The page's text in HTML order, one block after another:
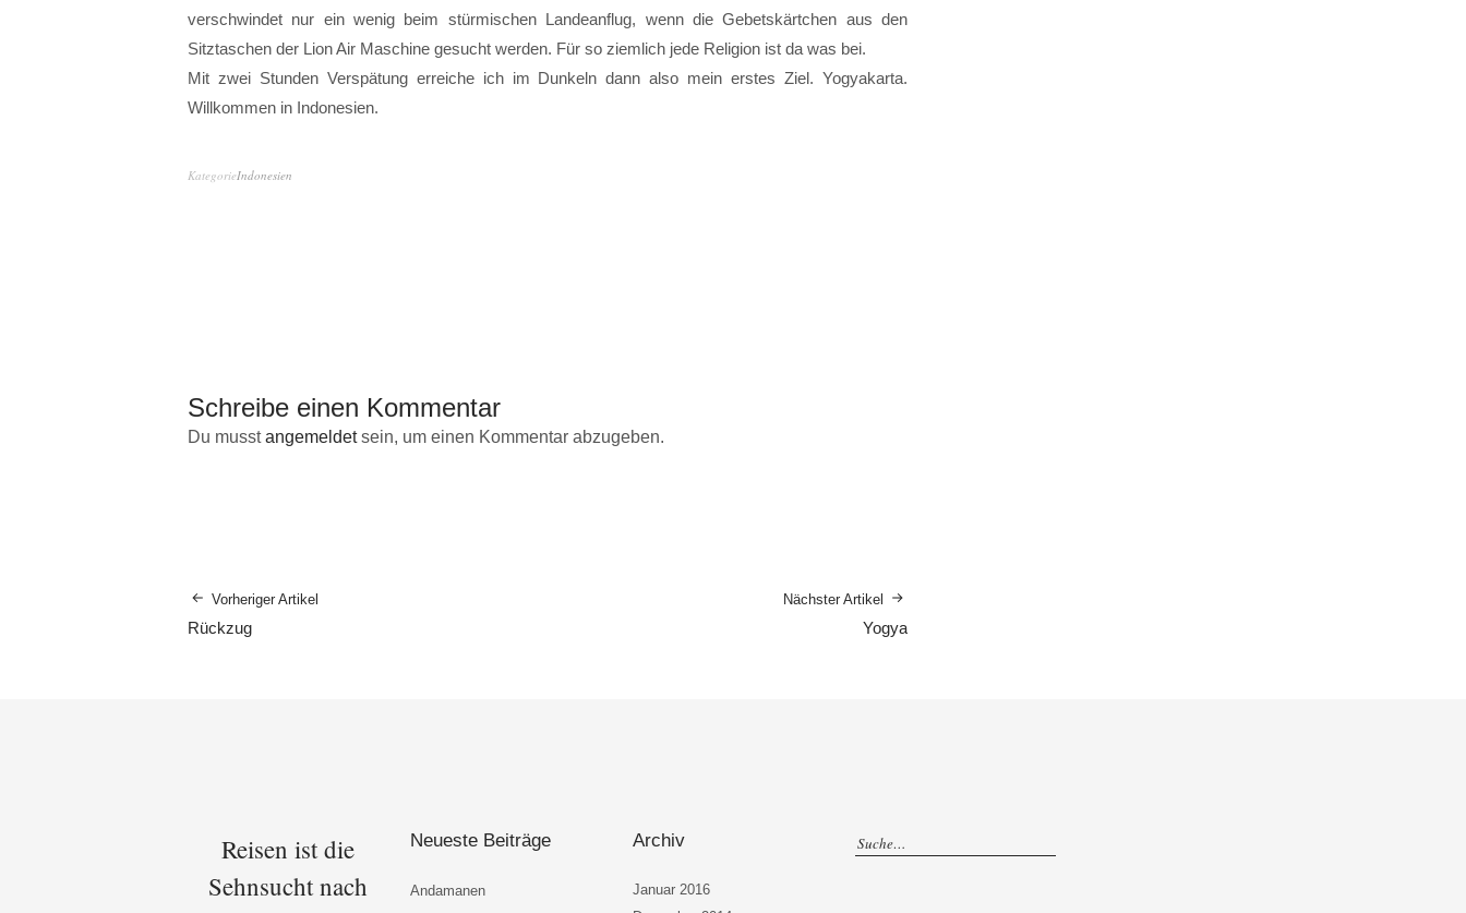
verschwindet nur ein wenig beim stürmischen Landeanflug, wenn die Gebetskärtchen aus den
Sitztaschen der Lion Air Maschine gesucht werden. Für so ziemlich jede Religion ist da was bei.
Mit zwei Stunden Verspätung erreiche ich im Dunkeln dann also mein erstes Ziel. Yogyakarta.
Willkommen in Indonesien.
KategorieIndonesien
Schreibe einen Kommentar
Du musstangemeldetsein, um einen Kommentar abzugeben.
Vorheriger Artikel
Rückzug
Nächster Artikel
Yogya
Reisen ist die
Sehnsucht nach
Neueste Beiträge
Andamanen
Archiv
Januar 2016